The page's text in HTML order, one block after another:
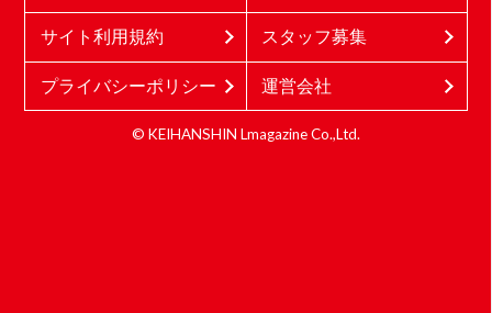
サイト利用規約 スタッフ募集
プライバシーポリシー 運営会社
© KEIHANSHIN Lmagazine Co.,Ltd.